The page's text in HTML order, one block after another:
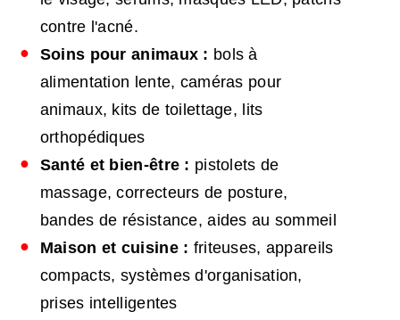
contre l'acné.
Soins pour animaux : bols à
alimentation lente, caméras pour
animaux, kits de toilettage, lits
orthopédiques
Santé et bien-être : pistolets de
massage, correcteurs de posture,
bandes de résistance, aides au sommeil
Maison et cuisine : friteuses, appareils
compacts, systèmes d'organisation,
prises intelligentes